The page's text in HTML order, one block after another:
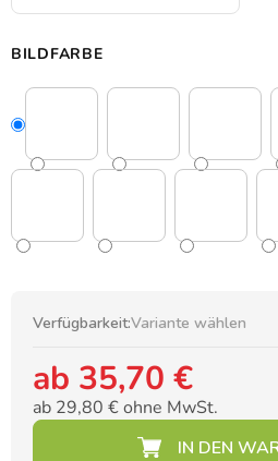
BILDFARBE
Verfügbarkeit:Variante wählen
ab 35,70 €
ab 29,80 €ohne MwSt.